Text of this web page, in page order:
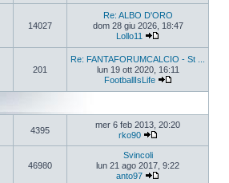
14027
Re: ALBO D'ORO
dom 28 giu 2026, 18:47
Lollo11
201
Re: FANTAFORUMCALCIO - St ...
lun 19 ott 2020, 16:11
FootballIsLife
4395
mer 6 feb 2013, 20:20
rko90
46980
Svincoli
lun 21 ago 2017, 9:22
anto97